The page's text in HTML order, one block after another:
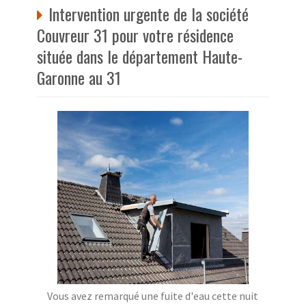
Intervention urgente de la société
Couvreur 31 pour votre résidence
située dans le département Haute-
Garonne au 31
Vous avez remarqué une fuite d'eau cette nuit